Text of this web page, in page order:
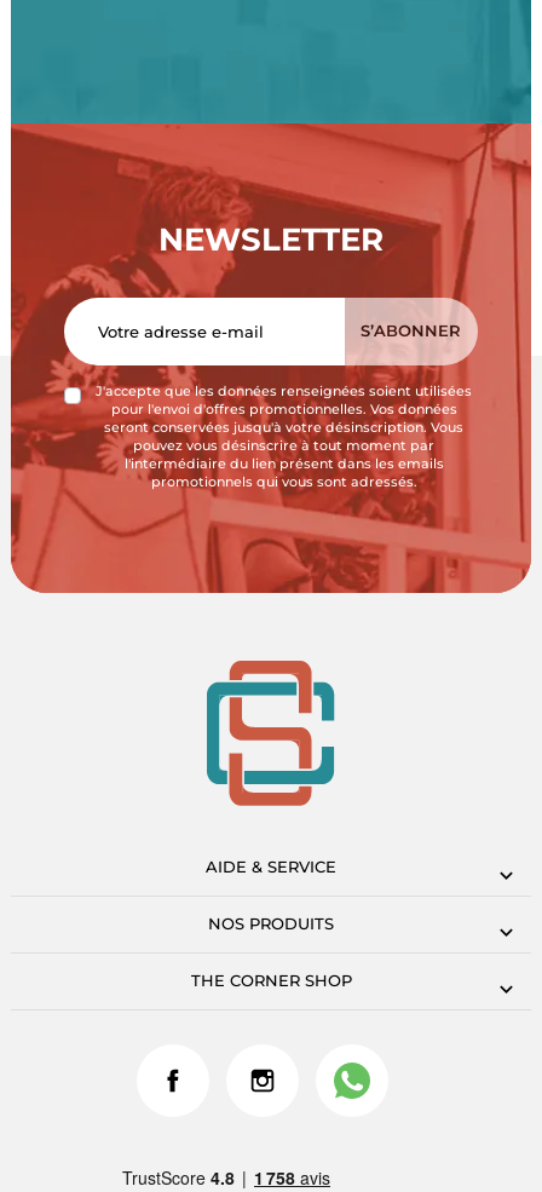
NEWSLETTER
J'accepte que les données renseignées soient utilisées
pour l'envoi d'offres promotionnelles. Vos données
seront conservées jusqu'à votre désinscription. Vous
pouvez vous désinscrire à tout moment par
l'intermédiaire du lien présent dans les emails
promotionnels qui vous sont adressés.
AIDE & SERVICE
NOS PRODUITS
THE CORNER SHOP